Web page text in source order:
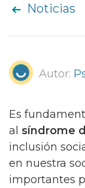
Noticias
Autor:
Es
al síndrome
inclusión
en nuestra
importantes